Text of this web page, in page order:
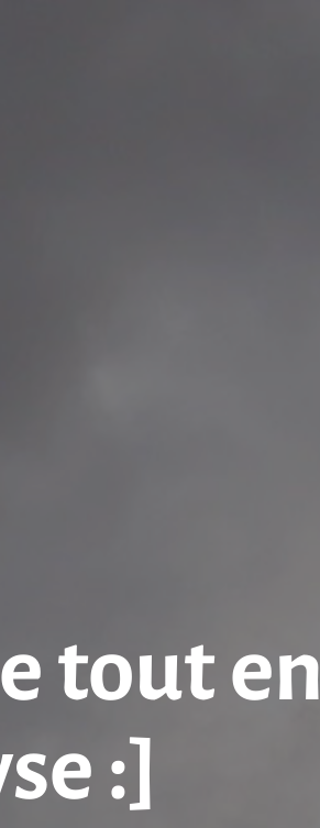
tout en
:]